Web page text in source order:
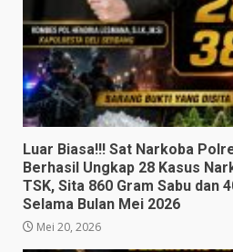
Luar Biasa!!! Sat Narkoba
Berhasil Ungkap 28 Kasus
TSK, Sita 860 Gram Sabu dan
Selama Bulan Mei 2026
Mei 20, 2026